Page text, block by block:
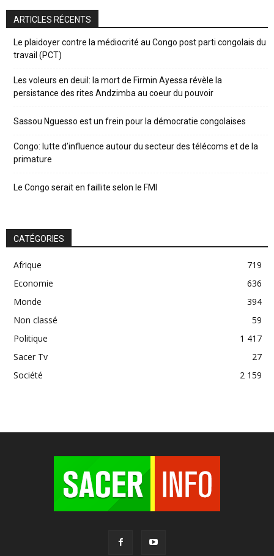
ARTICLES RÉCENTS
Le plaidoyer contre la médiocrité au Congo post parti congolais du
travail (PCT)
Les voleurs en deuil: la mort de Firmin Ayessa révèle la
persistance des rites Andzimba au coeur du pouvoir
Sassou Nguesso est un frein pour la démocratie congolaises
Congo: lutte d’influence autour du secteur des télécoms et de la
primature
Le Congo serait en faillite selon le FMI
CATÉGORIES
Afrique
719
Economie
636
Monde
394
Non classé
59
Politique
1 417
Sacer Tv
27
Société
2 159